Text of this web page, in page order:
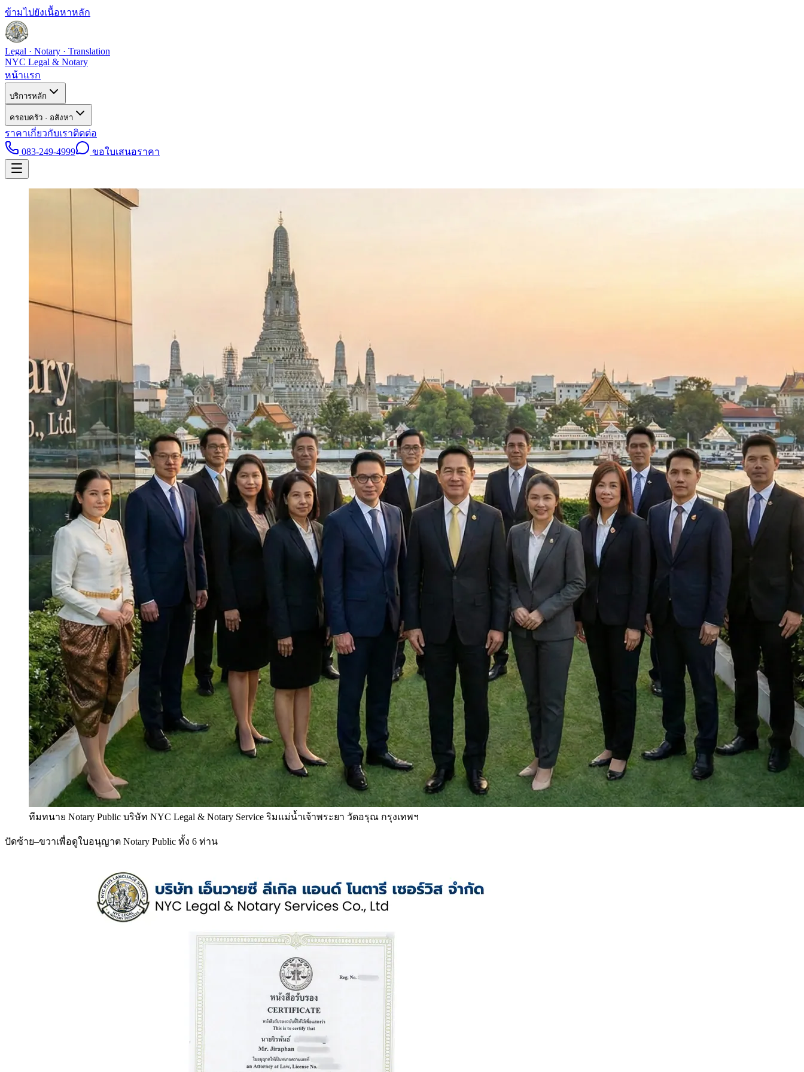
ข้ามไปยังเนื้อหาหลัก
Legal · Notary · Translation
NYC Legal & Notary
หน้าแรก
บริการหลัก
ครอบครัว · อสังหา
ราคาเกี่ยวกับเราติดต่อ
083-249-4999
ขอใบเสนอราคา
ทีมทนาย Notary Public บริษัท NYC Legal & Notary Service ริมแม่น้ำเจ้าพระยา วัดอรุณ กรุงเทพฯ
ปัดซ้าย–ขวาเพื่อดูใบอนุญาต Notary Public ทั้ง 6 ท่าน